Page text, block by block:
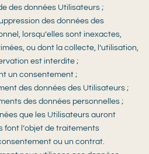
des données Utilisateurs ;
des données des
lorsqu’elles sont inexactes,
ou dont la collecte, l’utilisation,
est interdite ;
un consentement ;
des données des Utilisateurs ;
des données personnelles ;
que les Utilisateurs auront
font l’objet de traitements
ou un contrat.